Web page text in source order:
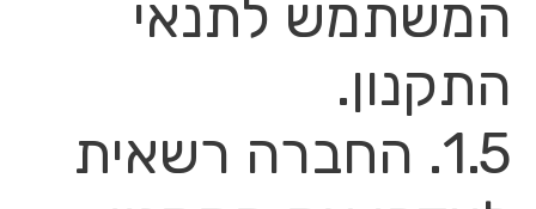
המשתמש לתנאי
התקנון.
1.5. החברה רשאית